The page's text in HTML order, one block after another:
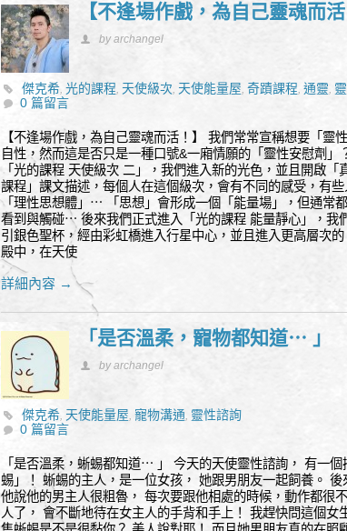
【不逢場作戲，為自己靈魂而活
by archangel
傑克希, 光的課程, 天使級次, 天使能量屋, 奇蹟課程, 通靈,
0 篇留言
【不逢場作戲，為自己靈魂而活！】 我們常常宣稱想要「靈
自性，然而這是否只是一種口號&一廂情願的「靈性安慰劑」
「光的課程 天使級次 二」，我們進入新的光色，並且開啟
課程」課文描述，每個人在這個級次，會有不同的感受，有
「理性思想體」⋯ 「思想」會形成一個「能量場」，但通常
看到與觸碰⋯ 後來我們正式進入「光的課程 能量靜心」，我
引銀色聖杯，經由彩虹橋進入行星中心，並且進入更高層次
殿中，在天使
詳細內容 →
「是否溫柔，寵物都知道⋯ 」
by archangel
傑克希, 天使能量屋, 寵物溝通, 靈性諮詢
0 篇留言
「是否溫柔，蜥蜴都知道⋯ 」 今天的天使靈性諮詢， 有一
蜴」！ 蜥蜴的主人，是一位女孩， 她跟男朋友一起飼養。 後
他說他的男主人很粗魯， 每次要跟他相處的時候，動作都很
人了， 會不斷地待在女主人的手背和手上！ 我趕快問這個女